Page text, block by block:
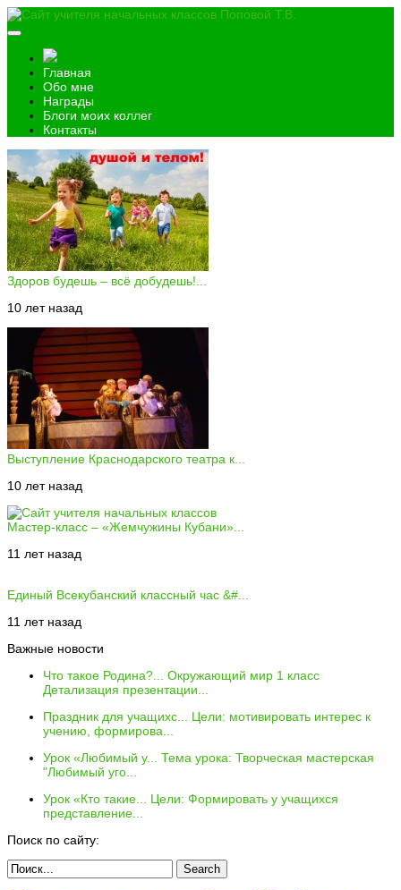
Главная
Обо мне
Награды
Блоги моих коллег
Контакты
Здоров будешь – всё добудешь!...
10 лет назад
Выступление Краснодарского театра к...
10 лет назад
Мастер-класс – «Жемчужины Кубани»...
11 лет назад
Единый Всекубанский классный час &#...
11 лет назад
Важные новости
Что такое Родина?...
Окружающий мир 1 класс
Детализация презентации...
Праздник для учащихс...
Цели: мотивировать интерес к
учению, формирова...
Урок «Любимый у...
Тема урока: Творческая мастерская
"Любимый уго...
Урок «Кто такие...
Цели: Формировать у учащихся
представление...
Поиск по сайту: